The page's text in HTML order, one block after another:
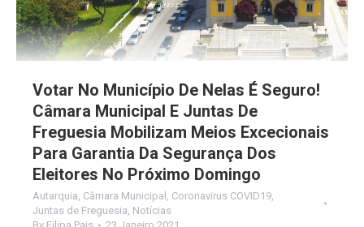
Votar No Município De Nelas É Seguro!
Câmara Municipal E Juntas De
Freguesia Mobilizam Meios Excecionais
Para Garantia Da Segurança Dos
Eleitores No Próximo Domingo
Autarquia, Câmara Municipal , Coronavirus COVID19,
Juntas de Freguesia, Notícias